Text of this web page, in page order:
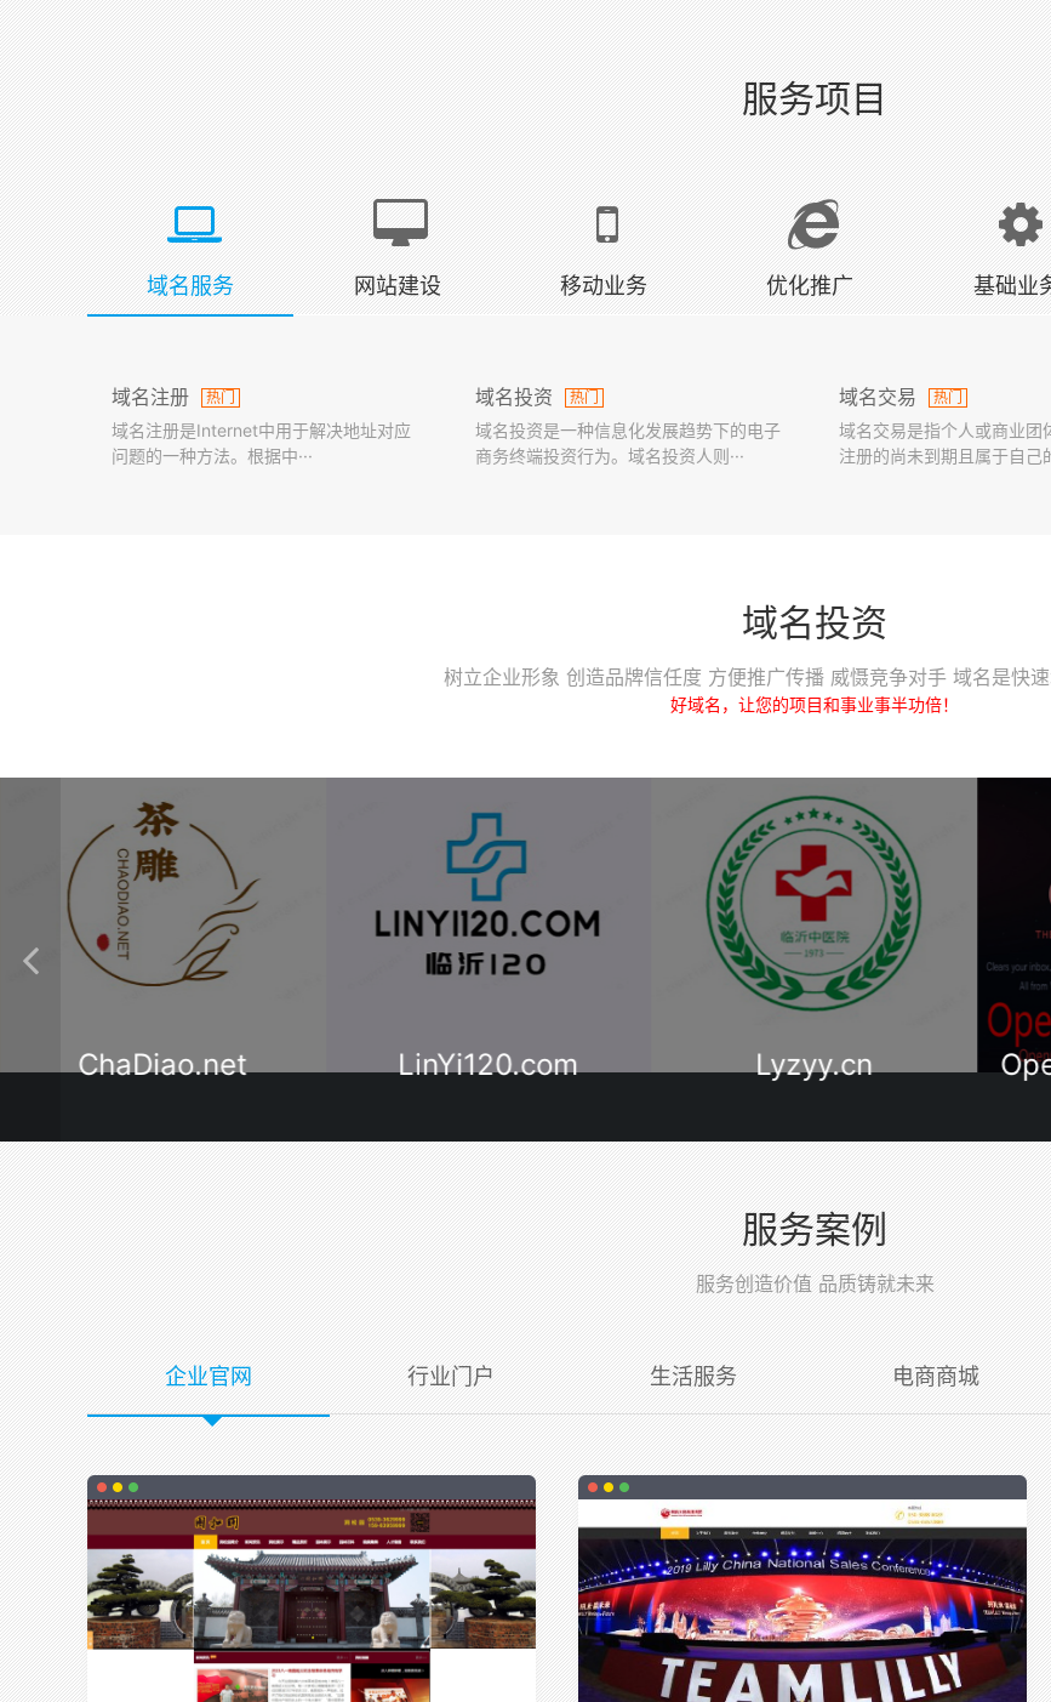
服务项目
域名服务 网站建设 移动业务 优化推广 基础业
域名注册 热门
域名注册是Internet中用于解决地址对应
问题的一种方法。根据中···
域名投资 热门
域名投资是一种信息化发展趋势下的电子
商务终端投资行为。域名投资人则···
域名交易 热门
域名交易是指个人或商业团
注册的尚未到期且属于自己
域名投资
树立企业形象 创造品牌信任度 方便推广传播 威慑竞争对手 域名是快
好域名，让您的项目和事业事半功倍！
ChaDiao.net LinYi120.com Lyzyy.cn
服务案例
服务创造价值 品质铸就未来
企业官网 行业门户 生活服务 电商商城